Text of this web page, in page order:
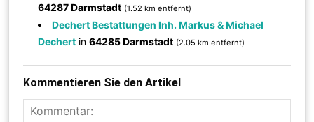
64287 Darmstadt (1.52 km entfernt)
Dechert Bestattungen Inh. Markus & Michael
Dechert in64285 Darmstadt (2.05 km entfernt)
Kommentieren Sie den Artikel